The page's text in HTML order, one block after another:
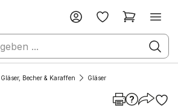
Gläser, Becher & Karaffen Gläser